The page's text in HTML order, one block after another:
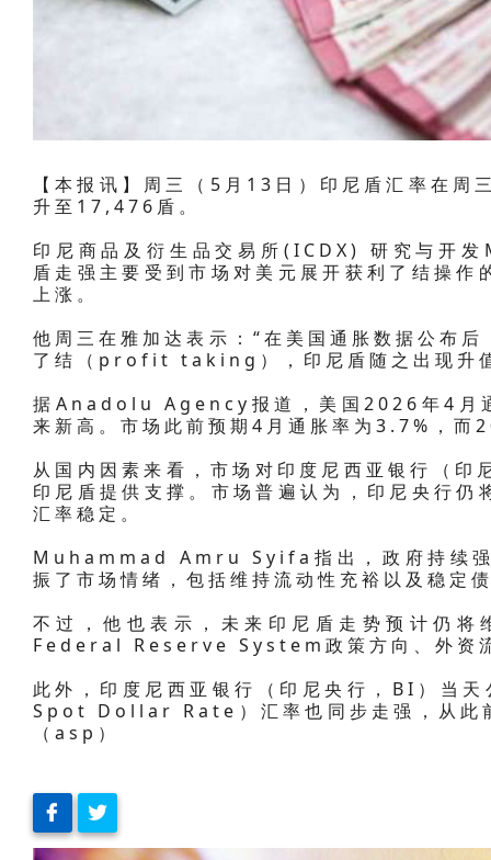
【本报讯】周三（5月13日）印尼盾汇率在
升至17,476盾。
印尼商品及衍生品交易所(ICDX) 研究与
盾走强主要受到市场对美元展开获利了结操
上涨。
他周三在雅加达表示：“在美国通胀数据公布
了结（profit taking），印尼盾随之出现升
据Anadolu Agency报道，美国2026年4月
来新高。市场此前预期4月通胀率为3.7%，
从国内因素来看，市场对印度尼西亚银行（
印尼盾提供支撑。市场普遍认为，印尼央行
汇率稳定。
Muhammad Amru Syifa指出，政府持续强
振了市场情绪，包括维持流动性充裕以及稳定
不过，他也表示，未来印尼盾走势预计仍
Federal Reserve System政策方向、外资
此外，印度尼西亚银行（印尼央行，BI）
Spot Dollar Rate）汇率也同步走强，从此
（asp）